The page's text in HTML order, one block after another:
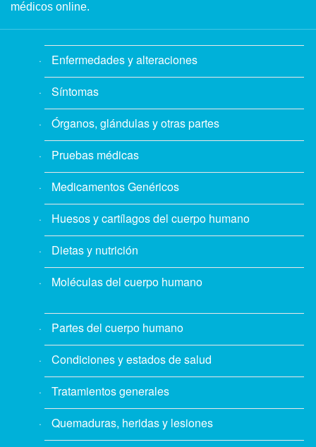
médicos online.
Enfermedades y alteraciones
Síntomas
Órganos, glándulas y otras partes
Pruebas médicas
Medicamentos Genéricos
Huesos y cartílagos del cuerpo humano
Dietas y nutrición
Moléculas del cuerpo humano
Partes del cuerpo humano
Condiciones y estados de salud
Tratamientos generales
Quemaduras, heridas y lesiones